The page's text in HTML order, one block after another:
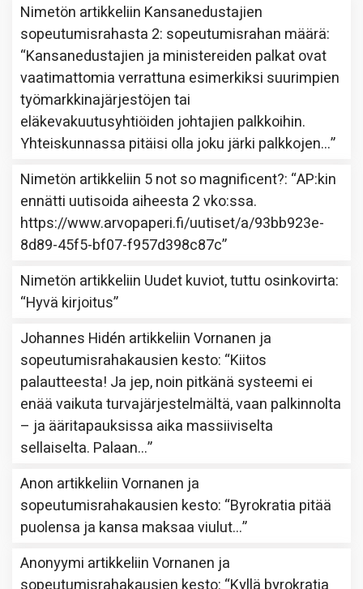
Nimetön artikkeliin Kansanedustajien
sopeutumisrahasta 2: sopeutumisrahan määrä:
“Kansanedustajien ja ministereiden palkat ovat
vaatimattomia verrattuna esimerkiksi suurimpien
työmarkkinajärjestöjen tai
eläkevakuutusyhtiöiden johtajien palkkoihin.
Yhteiskunnassa pitäisi olla joku järki palkkojen…”
Nimetön artikkeliin 5 not so magnificent?: “AP:kin
ennätti uutisoida aiheesta 2 vko:ssa.
https://www.arvopaperi.fi/uutiset/a/93bb923e-
8d89-45f5-bf07-f957d398c87c”
Nimetön artikkeliin Uudet kuviot, tuttu osinkovirta:
“Hyvä kirjoitus”
Johannes Hidén artikkeliinVornanen ja
sopeutumisrahakausien kesto: “Kiitos
palautteesta! Ja jep, noin pitkänä systeemi ei
enää vaikuta turvajärjestelmältä, vaan palkinnolta
– ja ääritapauksissa aika massiiviselta
sellaiselta. Palaan…”
Anon artikkeliinVornanen ja
sopeutumisrahakausien kesto: “Byrokratia pitää
puolensa ja kansa maksaa viulut…”
Anonyymi artikkeliinVornanen ja